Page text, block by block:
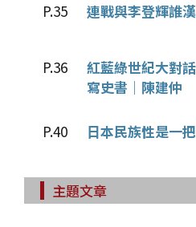
P.35 連戰與李登輝誰
P.36
紅藍綠世紀大對
寫史書｜陳建仲
P.40 日本民族性是一
主題文章